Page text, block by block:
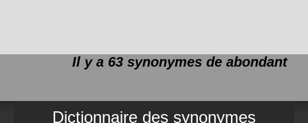
Il y a 63 synonymes de abondant
Dictionnaire des synonymes